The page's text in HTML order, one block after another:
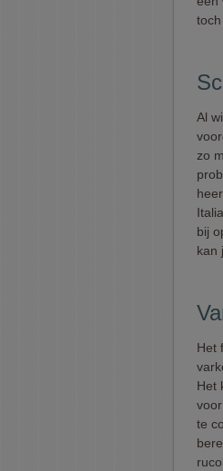
toch
Al
zo
bij
kan
Het
Het
te